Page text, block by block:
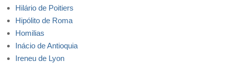
Hilário de Poitiers
Hipólito de Roma
Homilias
Inácio de Antioquia
Ireneu de Lyon